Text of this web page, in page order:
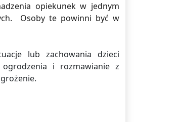
opiekunek w jednym
Osoby te powinni być w
lub zachowania dzieci
i rozmawianie z